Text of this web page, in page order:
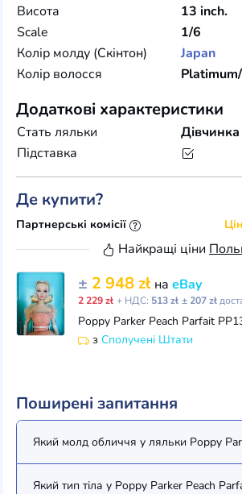
Висота
13 inch.
Scale
1/6
Колір молду (Скінтон)
Japan
Колір волосся
Додаткові характеристики
Стать ляльки
Дівчинка
Підставка
Де купити?
Партнерські комісії
Найкращі ціни
± 2 948 zł на eBay
2 229 zł + НДС: 513 zł ± 207 zł
Poppy Parker Peach Parfait
з Сполучені Штати
Поширені запитання
Який молд обличчя у ляльки Poppy
Який тип тіла у Poppy Parker Peach